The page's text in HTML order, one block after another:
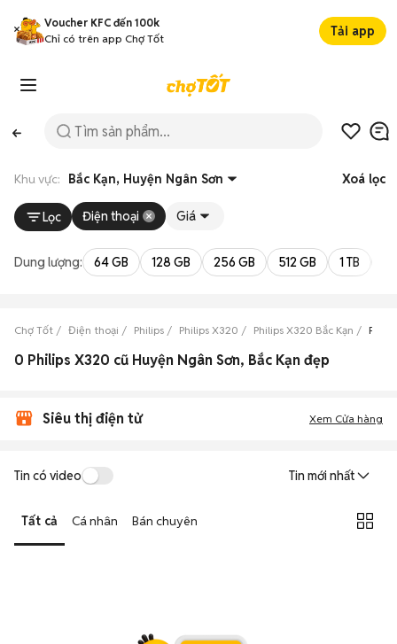
Voucher KFC đến 100k
Chỉ có trên app Chợ Tốt
Tải app
Khu vực: Bắc Kạn, Huyện Ngân Sơn Xoá lọc
Lọc Điện thoại Giá
Dung lượng: 64 GB 128 GB 256 GB 512 GB 1 TB
Chợ Tốt Điện thoại Philips Philips X320 Philips X320 Bắc Kạn
0 Philips X320 cũ Huyện Ngân Sơn, Bắc Kạn đẹp
Siêu thị điện tử Xem Cửa hàng
Tin có video Tin mới nhất
Tất cả Cá nhân Bán chuyên